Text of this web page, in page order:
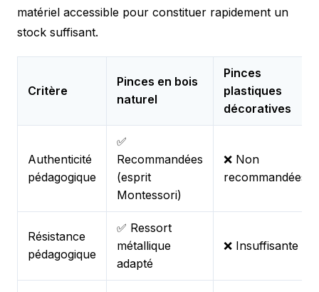
matériel accessible pour constituer rapidement un
stock suffisant.
Critère
Pinces en bois
naturel
Pinces
plastiques
décoratives
Authenticité
pédagogique
✅
Recommandées
(esprit
Montessori)
❌ Non
recommandées
Résistance
pédagogique
✅ Ressort
métallique
adapté
❌ Insuffisante